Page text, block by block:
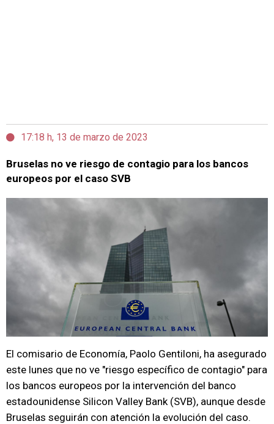
17:18 h, 13 de marzo de 2023
Bruselas no ve riesgo de contagio para los bancos
europeos por el caso SVB
El comisario de Economía, Paolo Gentiloni, ha asegurado
este lunes que no ve "riesgo específico de contagio" para
los bancos europeos por la intervención del banco
estadounidense Silicon Valley Bank (SVB), aunque desde
Bruselas seguirán con atención la evolución del caso.